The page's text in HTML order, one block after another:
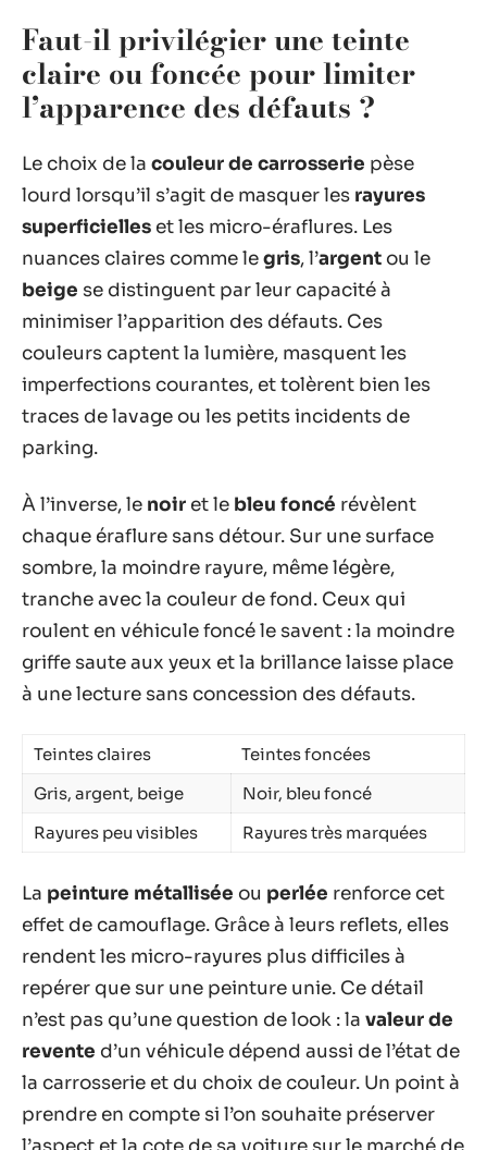
Faut-il privilégier une teinte
claire ou foncée pour limiter
l’apparence des défauts ?
Le choix de la couleur de carrosserie pèse
lourd lorsqu’il s’agit de masquer les rayures
superficielles et les micro-éraflures. Les
nuances claires comme legris, l’argent ou le
beige se distinguent par leur capacité à
minimiser l’apparition des défauts. Ces
couleurs captent la lumière, masquent les
imperfections courantes, et tolèrent bien les
traces de lavage ou les petits incidents de
parking.
À l’inverse, le noir et le bleu foncé révèlent
chaque éraflure sans détour. Sur une surface
sombre, la moindre rayure, même légère,
tranche avec la couleur de fond. Ceux qui
roulent en véhicule foncé le savent : la moindre
griffe saute aux yeux et la brillance laisse place
à une lecture sans concession des défauts.
Teintes claires
Teintes foncées
Gris, argent, beige
Noir, bleu foncé
Rayures peu visibles
Rayures très marquées
La peinture métallisée ou perlée renforce cet
effet de camouflage. Grâce à leurs reflets, elles
rendent les micro-rayures plus difficiles à
repérer que sur une peinture unie. Ce détail
n’est pas qu’une question de look : la valeur de
revente d’un véhicule dépend aussi de l’état de
la carrosserie et du choix de couleur. Un point à
prendre en compte si l’on souhaite préserver